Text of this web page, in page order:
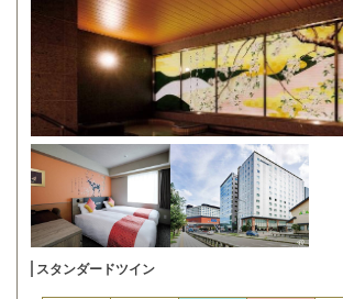
スタンダードツイン